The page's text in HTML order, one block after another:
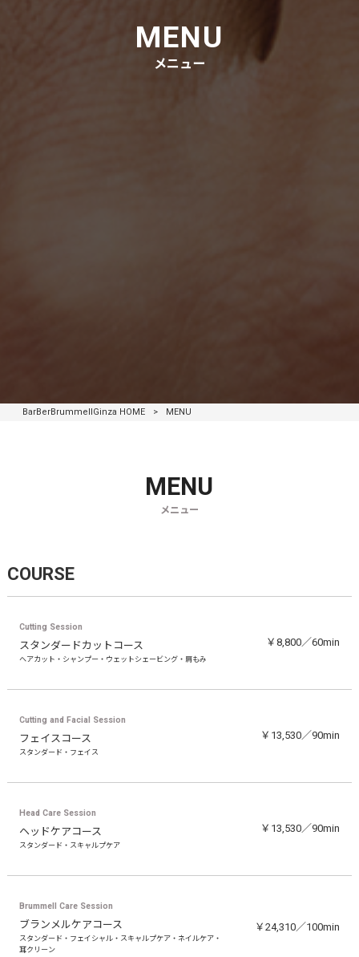
MENU
メニュー
BarBerBrummellGinza HOME > MENU
MENU
メニュー
COURSE
Cutting Session
スタンダードカットコース
ヘアカット・シャンプー・ウェットシェービング・肩もみ
￥8,800／60min
Cutting and Facial Session
フェイスコース
スタンダード・フェイス
￥13,530／90min
Head Care Session
ヘッドケアコース
スタンダード・スキャルプケア
￥13,530／90min
Brummell Care Session
ブランメルケアコース
スタンダード・フェイシャル・スキャルプケア・ネイルケア・
耳クリーン
￥24,310／100min